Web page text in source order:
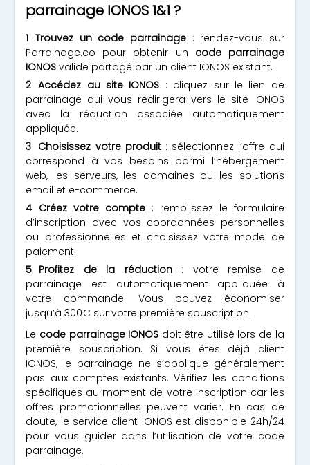
parrainage IONOS 1&1 ?
Trouvez un code parrainage : rendez-vous sur
Parrainage.co pour obtenir un code parrainage
IONOS valide partagé par un client IONOS existant.
Accédez au site IONOS : cliquez sur le lien de
parrainage qui vous redirigera vers le site IONOS
avec la réduction associée automatiquement
appliquée.
Choisissez votre produit: sélectionnez l’offre qui
correspond à vos besoins parmi l’hébergement
web, les serveurs, les domaines ou les solutions
email et e-commerce.
Créez votre compte : remplissez le formulaire
d’inscription avec vos coordonnées personnelles
ou professionnelles et choisissez votre mode de
paiement.
Profitez de la réduction: votre remise de
parrainage est automatiquement appliquée à
votre commande. Vous pouvez économiser
jusqu’à 300€ sur votre première souscription.
Le code parrainage IONOS doit être utilisé lors de la
première souscription. Si vous êtes déjà client
IONOS, le parrainage ne s’applique généralement
pas aux comptes existants. Vérifiez les conditions
spécifiques au moment de votre inscription car les
offres promotionnelles peuvent varier. En cas de
doute, le service client IONOS est disponible 24h/24
pour vous guider dans l’utilisation de votre code
parrainage.